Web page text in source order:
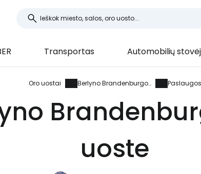
Transportas Automobilių
Oro uostai Berlyno Brandenburgo oro uostas Paslaugos
uoste